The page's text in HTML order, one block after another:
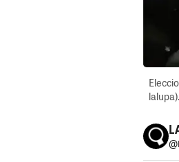
lalupa).